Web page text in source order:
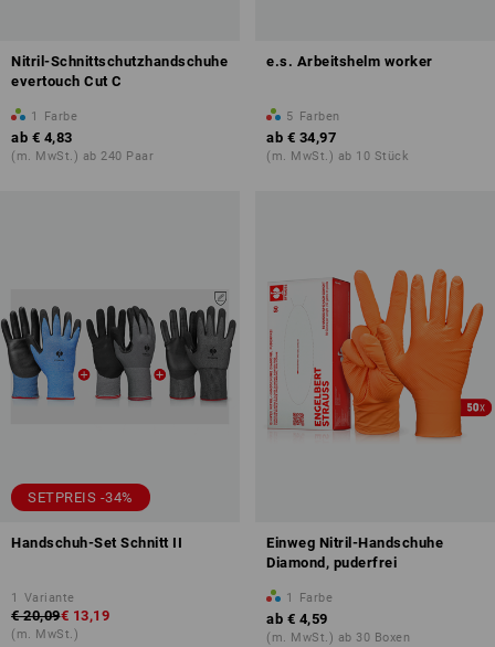
Nitril-Schnittschutzhandschuhe
evertouch Cut C
1 Farbe
ab € 4,83
(m. MwSt.) ab 240 Paar
e.s. Arbeitshelm worker
5 Farben
ab € 34,97
(m. MwSt.) ab 10 Stück
SETPREIS -34%
Handschuh-Set Schnitt II
1 Variante
€ 20,09€ 13,19
(m. MwSt.)
Einweg Nitril-Handschuhe
Diamond, puderfrei
1 Farbe
ab € 4,59
(m. MwSt.) ab 30 Boxen